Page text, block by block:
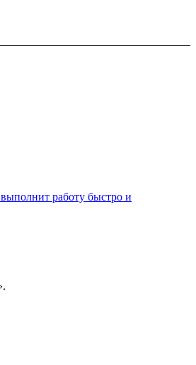
работу быстро и